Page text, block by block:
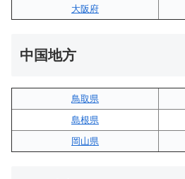
大阪府
中国地方
鳥取県
島根県
岡山県